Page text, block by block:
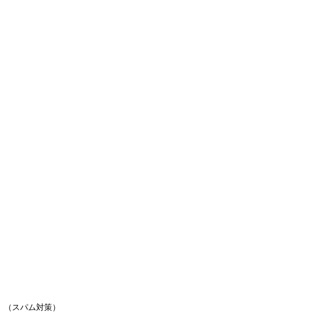
スパム対策）